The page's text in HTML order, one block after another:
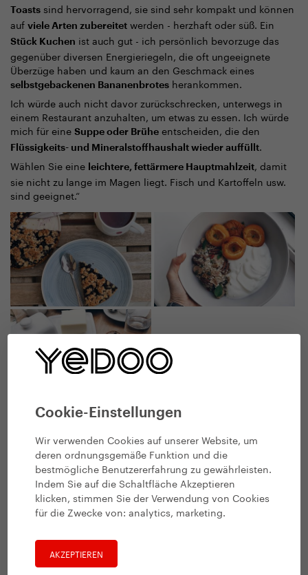
Cookie-Einstellungen
Wir verwenden Cookies auf unserer Website, um
deren ordnungsgemäße Funktion und die
bestmögliche Benutzererfahrung zu gewährleisten.
Indem Sie auf die Schaltfläche Akzeptieren
klicken, stimmen Sie der Verwendung von Cookies
für die Zwecke von:analytics, marketing.
AKZEPTIEREN
Toasts sind hervorragend, sie sind sehr kompakt und können
auf viele Arten zubereitet werden - herzhaft oder süß. Ein
Stück Kuchen ist auch gut - ich persönlich bevorzuge das
gegenüber diversen Energieriegeln, die oft ungeeignete
Überzüge haben und kaum an den Geschmack eines
selbstgebackenen Bananenbrotes herankommen.
Ich würde auch nicht davor zurückschrecken, unterwegs in
einem Restaurant anzuhalten, um etwas zu essen. Ich würde
mich für eine Suppe oder Brühe entscheiden, die den
Flüssigkeits- und Mineralstoffhaushalt wieder auffüllt.
Wählen Sie eine leichtere, fettärmere Hauptmahlzeit, damit
sie nicht zu lange im Magen liegt. Fisch und Kartoffeln usw.
sind geeignet.“
Auf demInstagramvon Andrea Mokrejšová finden Sie viele
Die meisten von uns treiben Sport und
trainieren nach der Arbeit, wenn es Zeit
zum Abendessen ist. Ist es ratsam,
dieses auszulassen, oder würden Sie es
dass wir
nach dem Sport normalerweise keinen Hunger